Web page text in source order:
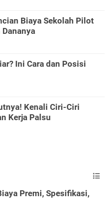
Biaya Sekolah Pilot
Ini Cara dan Posisi
Kenali Ciri-Ciri
Kerja Palsu
Premi, Spesifikasi,